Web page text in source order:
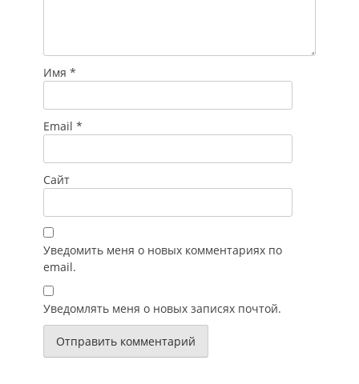
Имя *
Email *
Сайт
Уведомить меня о новых комментариях по
email.
Уведомлять меня о новых записях почтой.